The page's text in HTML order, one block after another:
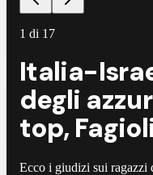
1 di 17
Italia-
degli
top,
Ecco i giudizi sui ragazzi